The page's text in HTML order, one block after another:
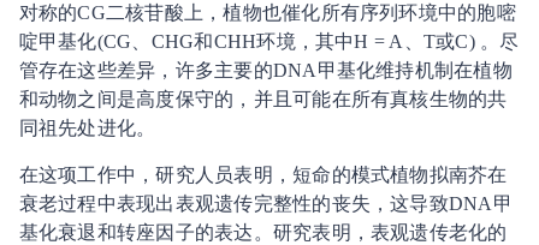
对称的CG二核苷酸上，植物也催化所有序列环境中的胞嘧
啶甲基化(CG、CHG和CHH环境，其中H = A、T或C) 。尽
管存在这些差异，许多主要的DNA甲基化维持机制在植物
和动物之间是高度保守的，并且可能在所有真核生物的共
同祖先处进化。
在这项工作中，研究人员表明，短命的模式植物拟南芥在
衰老过程中表现出表观遗传完整性的丧失，这导致DNA甲
基化衰退和转座因子的表达。研究表明，表观遗传老化的